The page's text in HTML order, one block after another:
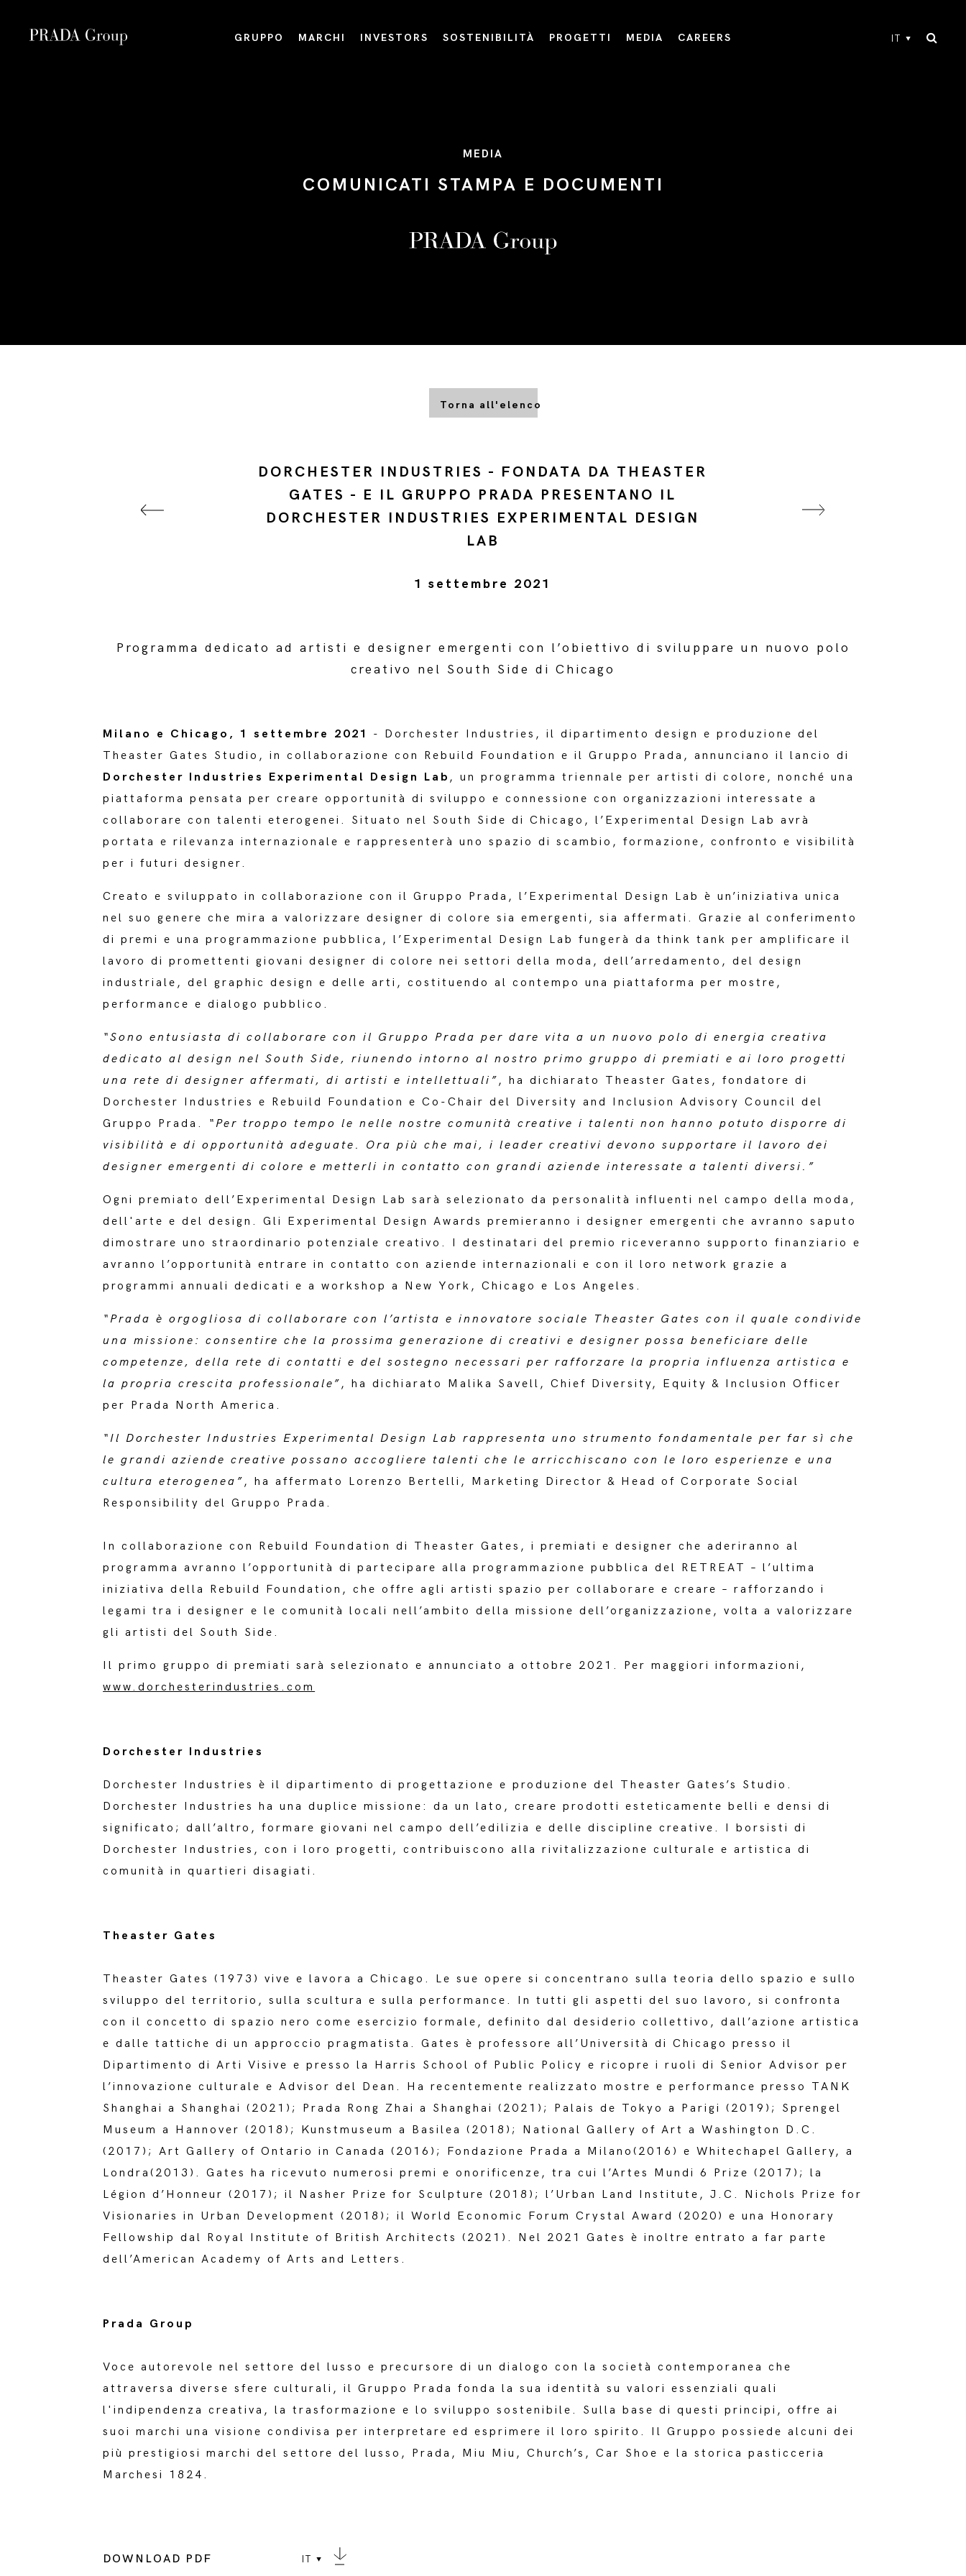
GRUPPO MARCHI INVESTORS SOSTENIBILITÀ PROGETTI MEDIA CAREERS IT
MEDIA
COMUNICATI STAMPA E DOCUMENTI
Torna all'elenco
DORCHESTER INDUSTRIES - FONDATA DA THEASTER
GATES - E IL GRUPPO PRADA PRESENTANO IL
DORCHESTER INDUSTRIES EXPERIMENTAL DESIGN
LAB
1 settembre 2021
Programma dedicato ad artisti e designer emergenti con l’obiettivo di sviluppare un nuovo polo
creativo nel South Side di Chicago
Milano e Chicago, 1 settembre 2021
- Dorchester Industries, il dipartimento design e produzione del
Theaster Gates Studio, in collaborazione con Rebuild Foundation e il Gruppo Prada, annunciano il lancio di
Dorchester Industries Experimental Design Lab , un programma triennale per artisti di colore, nonché una
piattaforma pensata per creare opportunità di sviluppo e connessione con organizzazioni interessate a
collaborare con talenti eterogenei. Situato nel South Side di Chicago, l’Experimental Design Lab avrà
portata e rilevanza internazionale e rappresenterà uno spazio di scambio, formazione, confronto e visibilità
per i futuri designer.
Creato e sviluppato in collaborazione con il Gruppo Prada, l’Experimental Design Lab è un’iniziativa unica
nel suo genere che mira a valorizzare designer di colore sia emergenti, sia affermati. Grazie al conferimento
di premi e una programmazione pubblica, l’Experimental Design Lab fungerà da think tank per amplificare il
lavoro di promettenti giovani designer di colore nei settori della moda, dell’arredamento, del design
industriale, del graphic design e delle arti, costituendo al contempo una piattaforma per mostre,
performance e dialogo pubblico.
“Sono entusiasta di collaborare con il Gruppo Prada per dare vita a un nuovo polo di energia creativa
dedicato al design nel South Side, riunendo intorno al nostro primo gruppo di premiati e ai loro progetti
una rete di designer affermati, di artisti e intellettuali”, ha dichiarato Theaster Gates, fondatore di
Dorchester Industries e Rebuild Foundation e Co-Chair del Diversity and Inclusion Advisory Council del
Gruppo Prada. “Per troppo tempo le nelle nostre comunità creative i talenti non hanno potuto disporre di
visibilità e di opportunità adeguate. Ora più che mai, i leader creativi devono supportare il lavoro dei
designer emergenti di colore e metterli in contatto con grandi aziende interessate a talenti diversi.”
Ogni premiato dell’Experimental Design Lab sarà selezionato da personalità influenti nel campo della moda,
dell'arte e del design. Gli Experimental Design Awards premieranno i designer emergenti che avranno saputo
dimostrare uno straordinario potenziale creativo. I destinatari del premio riceveranno supporto finanziario e
avranno l’opportunità entrare in contatto con aziende internazionali e con il loro network grazie a
programmi annuali dedicati e a workshop a New York, Chicago e Los Angeles.
“Prada è orgogliosa di collaborare con l’artista e innovatore sociale Theaster Gates con il quale condivide
una missione: consentire che la prossima generazione di creativi e designer possa beneficiare delle
competenze, della rete di contatti e del sostegno necessari per rafforzare la propria influenza artistica e
la propria crescita professionale”, ha dichiarato Malika Savell, Chief Diversity, Equity & Inclusion Officer
per Prada North America.
“Il Dorchester Industries Experimental Design Lab rappresenta uno strumento fondamentale per far sì che
le grandi aziende creative possano accogliere talenti che le arricchiscano con le loro esperienze e una
cultura eterogenea”, ha affermato Lorenzo Bertelli, Marketing Director & Head of Corporate Social
Responsibility del Gruppo Prada.
In collaborazione con Rebuild Foundation di Theaster Gates, i premiati e designer che aderiranno al
programma avranno l’opportunità di partecipare alla programmazione pubblica del RETREAT – l’ultima
iniziativa della Rebuild Foundation, che offre agli artisti spazio per collaborare e creare – rafforzando i
legami tra i designer e le comunità locali nell’ambito della missione dell’organizzazione, volta a valorizzare
gli artisti del South Side.
Il primo gruppo di premiati sarà selezionato e annunciato a ottobre 2021. Per maggiori informazioni,
www.dorchesterindustries.com
Dorchester Industries
Dorchester Industries è il dipartimento di progettazione e produzione del Theaster Gates’s Studio.
Dorchester Industries ha una duplice missione: da un lato, creare prodotti esteticamente belli e densi di
significato; dall’altro, formare giovani nel campo dell’edilizia e delle discipline creative. I borsisti di
Dorchester Industries, con i loro progetti, contribuiscono alla rivitalizzazione culturale e artistica di
comunità in quartieri disagiati.
Theaster Gates
Theaster Gates (1973) vive e lavora a Chicago. Le sue opere si concentrano sulla teoria dello spazio e sullo
sviluppo del territorio, sulla scultura e sulla performance. In tutti gli aspetti del suo lavoro, si confronta
con il concetto di spazio nero come esercizio formale, definito dal desiderio collettivo, dall’azione artistica
e dalle tattiche di un approccio pragmatista. Gates è professore all’Università di Chicago presso il
Dipartimento di Arti Visive e presso la Harris School of Public Policy e ricopre i ruoli di Senior Advisor per
l’innovazione culturale e Advisor del Dean. Ha recentemente realizzato mostre e performance presso TANK
Shanghai a Shanghai (2021); Prada Rong Zhai a Shanghai (2021); Palais de Tokyo a Parigi (2019); Sprengel
Museum a Hannover (2018); Kunstmuseum a Basilea (2018); National Gallery of Art a Washington D.C.
(2017); Art Gallery of Ontario in Canada (2016); Fondazione Prada a Milano(2016) e Whitechapel Gallery, a
Londra(2013). Gates ha ricevuto numerosi premi e onorificenze, tra cui l’Artes Mundi 6 Prize (2017); la
Légion d’Honneur (2017); il Nasher Prize for Sculpture (2018); l’Urban Land Institute, J.C. Nichols Prize for
Visionaries in Urban Development (2018); il World Economic Forum Crystal Award (2020) e una Honorary
Fellowship dal Royal Institute of British Architects (2021). Nel 2021 Gates è inoltre entrato a far parte
dell’American Academy of Arts and Letters.
Prada Group
Voce autorevole nel settore del lusso e precursore di un dialogo con la società contemporanea che
attraversa diverse sfere culturali, il Gruppo Prada fonda la sua identità su valori essenziali quali
l'indipendenza creativa, la trasformazione e lo sviluppo sostenibile. Sulla base di questi principi, offre ai
suoi marchi una visione condivisa per interpretare ed esprimere il loro spirito. Il Gruppo possiede alcuni dei
più prestigiosi marchi del settore del lusso, Prada, Miu Miu, Church’s, Car Shoe e la storica pasticceria
Marchesi 1824.
DOWNLOAD PDF IT